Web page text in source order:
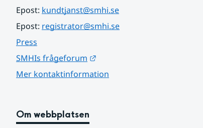
Epost: kundtjanst@smhi.se
Epost: registrator@smhi.se
Press
SMHIs frågeforum
Mer kontaktinformation
Om webbplatsen